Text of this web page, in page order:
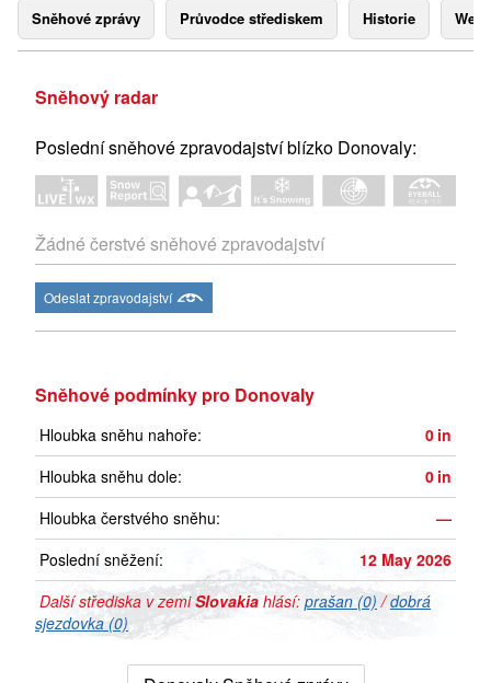
Sněhové zprávy Průvodce střediskem Historie
Sněhový radar
Poslední sněhové zpravodajství blízko Donovaly:
Žádné čerstvé sněhové zpravodajství
Odeslat zpravodajství
Sněhové podmínky pro Donovaly
Hloubka sněhu nahoře: 0 in
Hloubka sněhu dole:
0 in
Hloubka čerstvého sněhu:
—
Poslední sněžení:
12 May 2026
Další střediska v zemiSlovakia hlásí: prašan (0) /dobrá
sjezdovka (0)